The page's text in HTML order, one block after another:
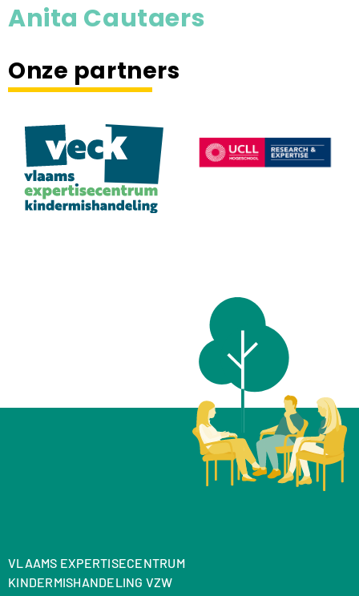
Anita Cautaers
Onze partners
VLAAMS EXPERTISECENTRUM
KINDERMISHANDELING VZW